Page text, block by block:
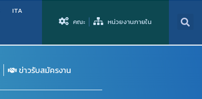
ITA
คณะ หน่วยงานภายใน
ข่าวรับสมัครงาน